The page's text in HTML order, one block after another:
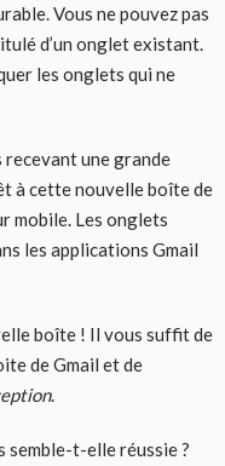
Vous ne pouvez pas
d’un onglet existant.
les onglets qui ne
recevant une grande
à cette nouvelle boîte de
mobile. Les onglets
les applications Gmail
boîte ! Il vous suffit de
de Gmail et de
.
t-elle réussie ?